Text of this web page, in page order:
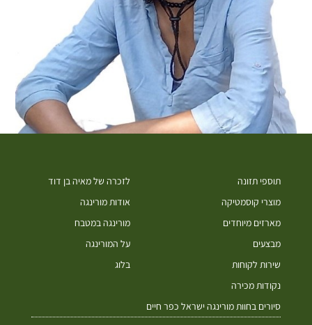
תוספי תזונה
מוצרי קוסמטיקה
מארזים מיוחדים
מבצעים
שירות לקוחות
נקודות מכירה
סיורים בחוות מורינגה ישראל כפר חיים
לזכרה של מאיה בן דוד
אודות מורינגה
מורינגה במטבח
על המורינגה
בלוג